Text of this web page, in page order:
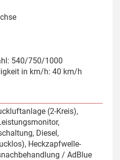
540/750/1000
in km/h: 40 km/h
(2-Kreis),
Diesel,
Heckzapfwelle-
/ AdBlue